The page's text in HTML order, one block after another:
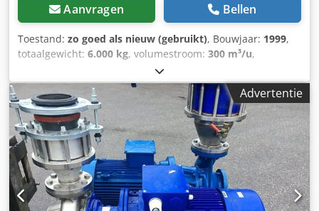
Aanvragen Bellen
Toestand: zo goed als nieuw (gebruikt), Bouwjaar: 1999,
totaalgewicht: 6.000 kg, volumestroom: 300 m³/u,
, toerental (max.):
Industriële pompen: 1 ongebruikt, 3 gebruikt KSB
Centrifugaalpomp + Motorunit LUV h 150-340/2
Productinformatie: Fabrikant: KSB (Klein, Schanzlin &
Becker AG) Model: LUv 5/2 F9 30-605 Bouwjaar: 1968
Herkomst: Fabriek Frankenthal (Pfalz), Duitsland Staat:
Gebruikt, maar in goede staat ⚙️ Technische gegevens -
Pomp: Type: LUv 125/252/2 Debiet (Q): 300 m³/u
Opvoerhoogte (H): 210 m (mFLS) Toerental: 2950 tpm
Serienummer (A-nr): 2-151-134 874/2 ⚡ Technische
Advertentie